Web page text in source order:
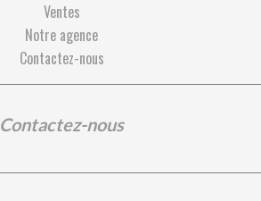
Ventes
Notre agence
Contactez-nous
Contactez-nous